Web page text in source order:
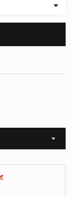
Sort